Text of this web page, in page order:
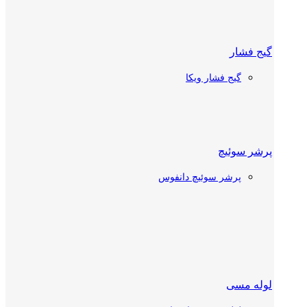
چک ولو
گیج فشار
گیج فشار ویکا
پرشر سوئیچ
پرشر سوئیچ دانفوس
لوله مسی